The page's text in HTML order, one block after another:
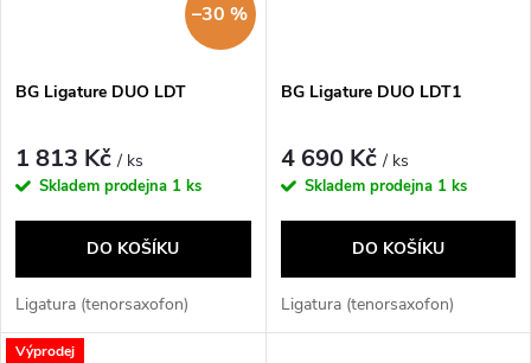
–30 %
BG Ligature DUO LDT
1 813 Kč/ ks
Skladem prodejna 1 ks
DO KOŠÍKU
Ligatura (tenorsaxofon)
BG Ligature DUO LDT1
4 690 Kč/ ks
Skladem prodejna 1 ks
DO KOŠÍKU
Ligatura (tenorsaxofon)
Výprodej